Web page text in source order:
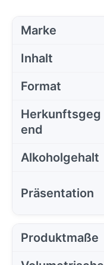
Marke
Inhalt
Format
Herkunftsgeg
end
Alkoholgehalt
Präsentation
Produktmaße